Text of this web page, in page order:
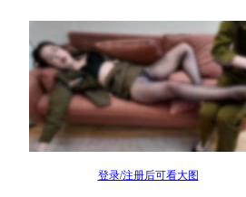
登录/注册后可看大图